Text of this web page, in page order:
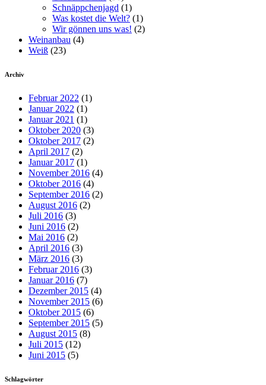
Schnäppchenjagd (1)
Was kostet die Welt? (1)
Wir gönnen uns was! (2)
Weinanbau (4)
Weiß (23)
Archiv
Februar 2022 (1)
Januar 2022 (1)
Januar 2021 (1)
Oktober 2020 (3)
Oktober 2017 (2)
April 2017 (2)
Januar 2017 (1)
November 2016 (4)
Oktober 2016 (4)
September 2016 (2)
August 2016 (2)
Juli 2016 (3)
Juni 2016 (2)
Mai 2016 (2)
April 2016 (3)
März 2016 (3)
Februar 2016 (3)
Januar 2016 (7)
Dezember 2015 (4)
November 2015 (6)
Oktober 2015 (6)
September 2015 (5)
August 2015 (8)
Juli 2015 (12)
Juni 2015 (5)
Schlagwörter